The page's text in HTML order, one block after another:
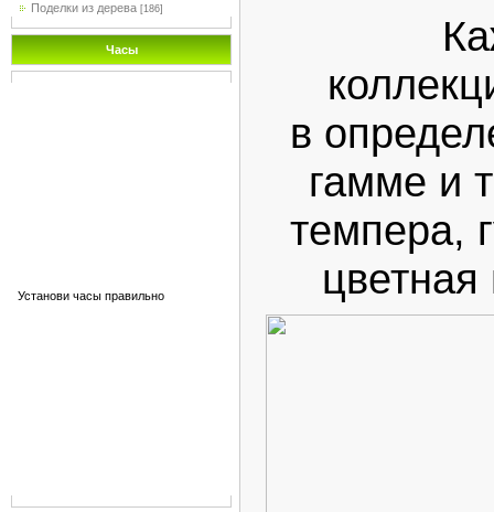
Поделки из дерева [186]
Часы
Установи часы правильно
в
гамме и
темпера,
цветная